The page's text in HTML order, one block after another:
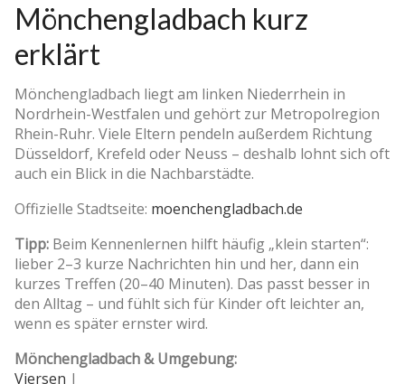
Mönchengladbach kurz
erklärt
Mönchengladbach liegt am linken Niederrhein in
Nordrhein-Westfalen und gehört zur Metropolregion
Rhein-Ruhr. Viele Eltern pendeln außerdem Richtung
Düsseldorf, Krefeld oder Neuss – deshalb lohnt sich oft
auch ein Blick in die Nachbarstädte.
Offizielle Stadtseite: moenchengladbach.de
Tipp: Beim Kennenlernen hilft häufig „klein starten“:
lieber 2–3 kurze Nachrichten hin und her, dann ein
kurzes Treffen (20–40 Minuten). Das passt besser in
den Alltag – und fühlt sich für Kinder oft leichter an,
wenn es später ernster wird.
Mönchengladbach & Umgebung:
Viersen |